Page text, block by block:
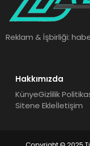
Reklam & İşbirliği:
Hakkımızda
KünyeGizlilik
Sitene Ekleİletişim